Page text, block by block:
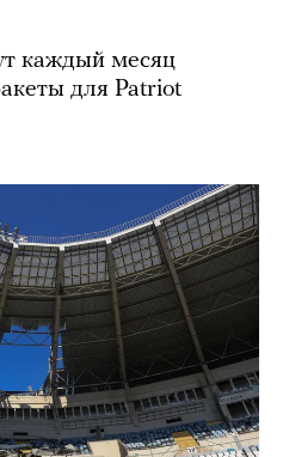
каждый месяц
для Patriot